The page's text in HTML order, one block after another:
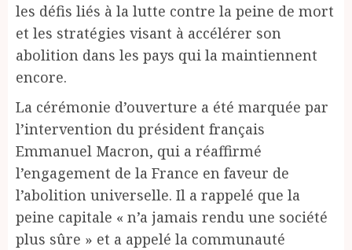
les défis liés à la lutte contre la peine de mort
et les stratégies visant à accélérer son
abolition dans les pays qui la maintiennent
encore.
La cérémonie d’ouverture a été marquée par
l’intervention du président français
Emmanuel Macron, qui a réaffirmé
l’engagement de la France en faveur de
l’abolition universelle. Il a rappelé que la
peine capitale « n’a jamais rendu une société
plus sûre » et a appelé la communauté